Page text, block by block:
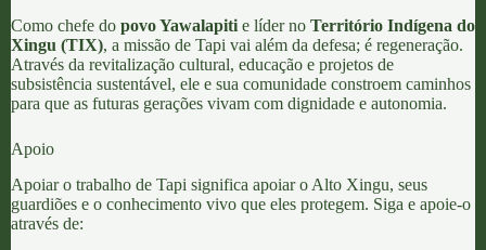
Como chefe do povo Yawalapiti e líder no Território Indígena do
Xingu (TIX), a missão de Tapi vai além da defesa; é regeneração.
Através da revitalização cultural, educação e projetos de
subsistência sustentável, ele e sua comunidade constroem caminhos
para que as futuras gerações vivam com dignidade e autonomia.
Apoio
Apoiar o trabalho de Tapi significa apoiar o Alto Xingu, seus
guardiões e o conhecimento vivo que eles protegem. Siga e apoie-o
através de: